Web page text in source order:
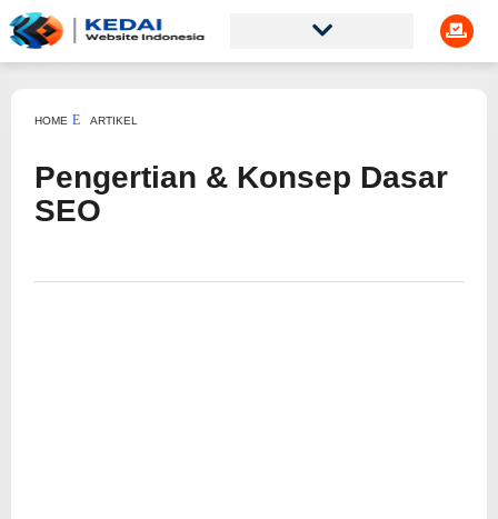
HOME ARTIKEL
Pengertian & Konsep Dasar
SEO